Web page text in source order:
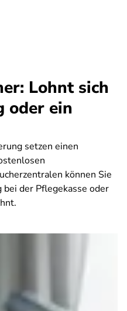
Lohnt sich
oder ein
setzen einen
können Sie
bei der Pflegekasse oder